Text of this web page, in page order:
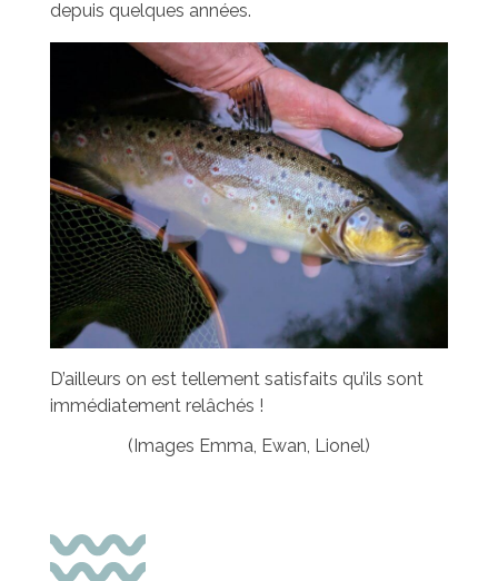
depuis quelques années.
D’ailleurs on est tellement satisfaits qu’ils sont
immédiatement relâchés !
(Images Emma, Ewan, Lionel)